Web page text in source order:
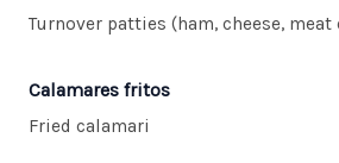
Turnover patties (ham, cheese,
Calamares fritos
Fried calamari